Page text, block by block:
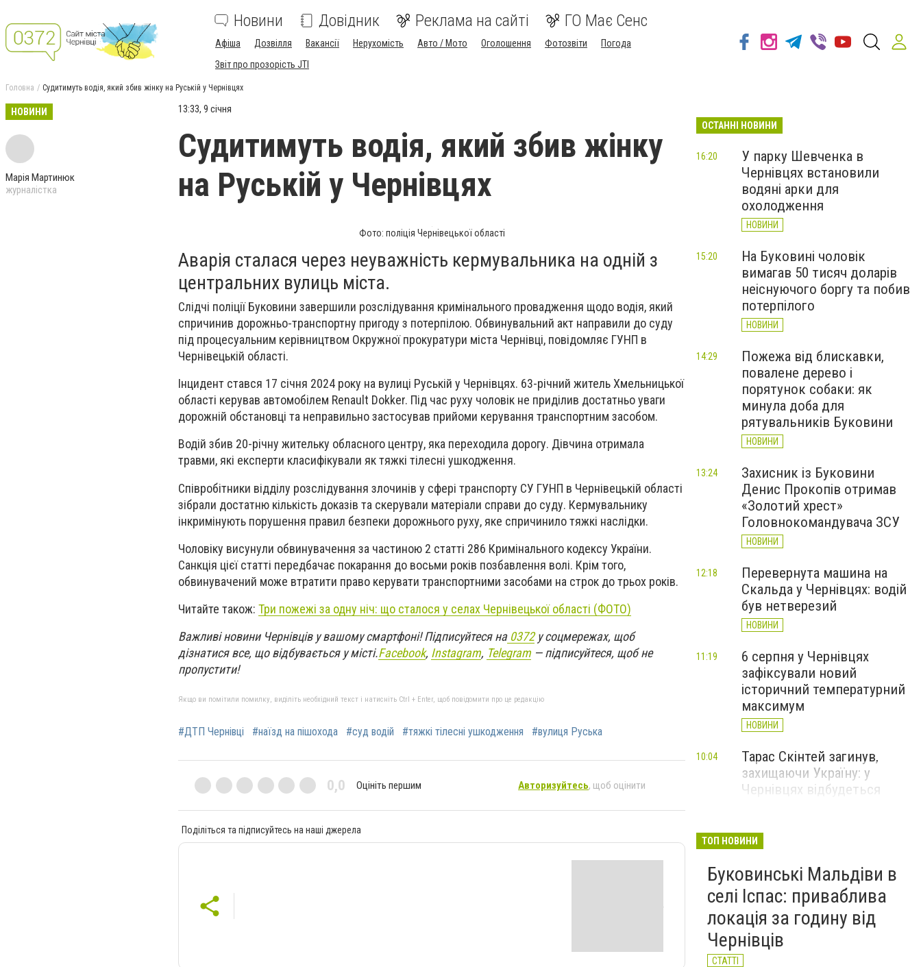
Новини Довідник Реклама на сайті ГО Має Сенс
Афіша Дозвілля Вакансії Нерухомість Авто / Мото Оголошення Фотозвіти
Погода
Звіт про прозорість JTI
Головна Судитимуть водія, який збив жінку на Руській у Чернівцях
НОВИНИ
Марія Мартинюк
журналістка
13:33, 9 січня
Судитимуть водія, який збив жінку
на Руській у Чернівцях
Фото: поліція Чернівецької області
Аварія сталася через неуважність кермувальника на одній з
центральних вулиць міста.
Слідчі поліції Буковини завершили розслідування кримінального провадження щодо водія, який
спричинив дорожньо-транспортну пригоду з потерпілою. Обвинувальний акт направили до суду
під процесуальним керівництвом Окружної прокуратури міста Чернівці, повідомляє ГУНП в
Чернівецькій області.
Інцидент стався 17 січня 2024 року на вулиці Руській у Чернівцях. 63-річний житель Хмельницької
області керував автомобілем Renault Dokker. Під час руху чоловік не приділив достатньо уваги
дорожній обстановці та неправильно застосував прийоми керування транспортним засобом.
Водій збив 20-річну жительку обласного центру, яка переходила дорогу. Дівчина отримала
травми, які експерти класифікували як тяжкі тілесні ушкодження.
Співробітники відділу розслідування злочинів у сфері транспорту СУ ГУНП в Чернівецькій області
зібрали достатню кількість доказів та скерували матеріали справи до суду. Кермувальнику
інкримінують порушення правил безпеки дорожнього руху, яке спричинило тяжкі наслідки.
Чоловіку висунули обвинувачення за частиною 2 статті 286 Кримінального кодексу України.
Санкція цієї статті передбачає покарання до восьми років позбавлення волі. Крім того,
обвинувачений може втратити право керувати транспортними засобами на строк до трьох років.
Читайте також: Три пожежі за одну ніч: що сталося у селах Чернівецької області (ФОТО)
Важливі новини Чернівців у вашому смартфоні! Підписуйтеся на0372у соцмережах, щоб
дізнатися все, що відбувається у місті.Facebook, Instagram, Telegram — підписуйтеся, щоб не
пропустити!
Якщо ви помітили помилку, виділіть необхідний текст і натисніть Ctrl + Enter, щоб повідомити про це редакцію
#ДТП Чернівці #наїзд на пішохода #суд водій #тяжкі тілесні ушкодження #вулиця Руська
0,0 Оцініть першим Авторизуйтесь, щоб оцінити
Поділіться та підписуйтесь на наші джерела
ОСТАННІ НОВИНИ
У парку Шевченка в
Чернівцях встановили
водяні арки для
охолодження
НОВИНИ
16:20
На Буковині чоловік
вимагав 50 тисяч доларів
неіснуючого боргу та побив
потерпілого
НОВИНИ
15:20
Пожежа від блискавки,
повалене дерево і
порятунок собаки: як
минула доба для
рятувальників Буковини
НОВИНИ
14:29
Захисник із Буковини
Денис Прокопів отримав
«Золотий хрест»
Головнокомандувача ЗСУ
НОВИНИ
13:24
Перевернута машина на
Скальда у Чернівцях: водій
був нетверезий
НОВИНИ
12:18
6 серпня у Чернівцях
зафіксували новий
історичний температурний
максимум
НОВИНИ
11:19
Тарас Скінтей загинув,
захищаючи Україну: у
Чернівцях відбудеться
10:04
втечу: на Буковині
затримали організатора
схеми переправлення
чоловіків
НОВИНИ
ТОП НОВИНИ
Буковинські Мальдіви в
селі Іспас: приваблива
локація за годину від
Чернівців
СТАТТІ